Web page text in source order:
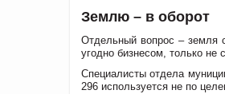
Землю – в оборот
Отдельный вопрос – земля
угодно бизнесом, только не
Специалисты отдела
296 используется не по